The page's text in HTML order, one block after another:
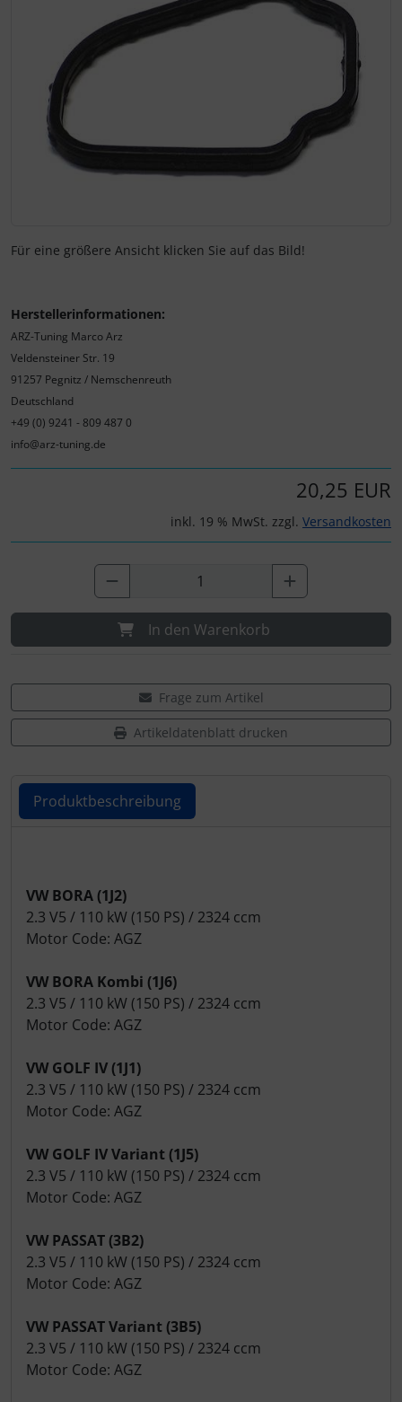
Für eine größere Ansicht klicken Sie auf das Bild!
Herstellerinformationen:
ARZ-Tuning Marco Arz
Veldensteiner Str. 19
91257 Pegnitz / Nemschenreuth
Deutschland
+49 (0) 9241 - 809 487 0
info@arz-tuning.de
20,25 EUR
inkl. 19 % MwSt. zzgl. Versandkosten
In den Warenkorb
Frage zum Artikel
Artikeldatenblatt drucken
Produktbeschreibung
VW BORA (1J2)
2.3 V5 / 110 kW (150 PS) / 2324 ccm
Motor Code: AGZ
VW BORA Kombi (1J6)
2.3 V5 / 110 kW (150 PS) / 2324 ccm
Motor Code: AGZ
VW GOLF IV (1J1)
2.3 V5 / 110 kW (150 PS) / 2324 ccm
Motor Code: AGZ
VW GOLF IV Variant (1J5)
2.3 V5 / 110 kW (150 PS) / 2324 ccm
Motor Code: AGZ
VW PASSAT (3B2)
2.3 V5 / 110 kW (150 PS) / 2324 ccm
Motor Code: AGZ
VW PASSAT Variant (3B5)
2.3 V5 / 110 kW (150 PS) / 2324 ccm
Motor Code: AGZ